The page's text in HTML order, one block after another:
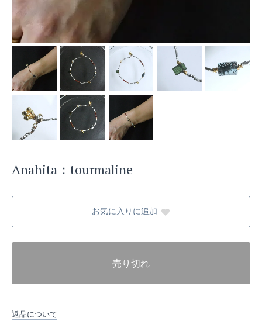
Anahita：tourmaline
お気に入りに追加
売り切れ
返品について